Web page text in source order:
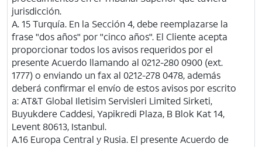
jurisdicción.
A. 15 Turquía. En la Sección 4, debe reemplazarse la
frase "dos años" por "cinco años". El Cliente acepta
proporcionar todos los avisos requeridos por el
presente Acuerdo llamando al 0212-280 0900 (ext.
1777) o enviando un fax al 0212-278 0478, además
deberá confirmar el envío de estos avisos por escrito
a:AT&TGlobal Iletisim Servisleri Limited Sirketi,
Buyukdere Caddesi, Yapikredi Plaza, B Blok Kat 14,
Levent 80613, Istanbul.
A.16 Europa Central y Rusia. El presente Acuerdo de